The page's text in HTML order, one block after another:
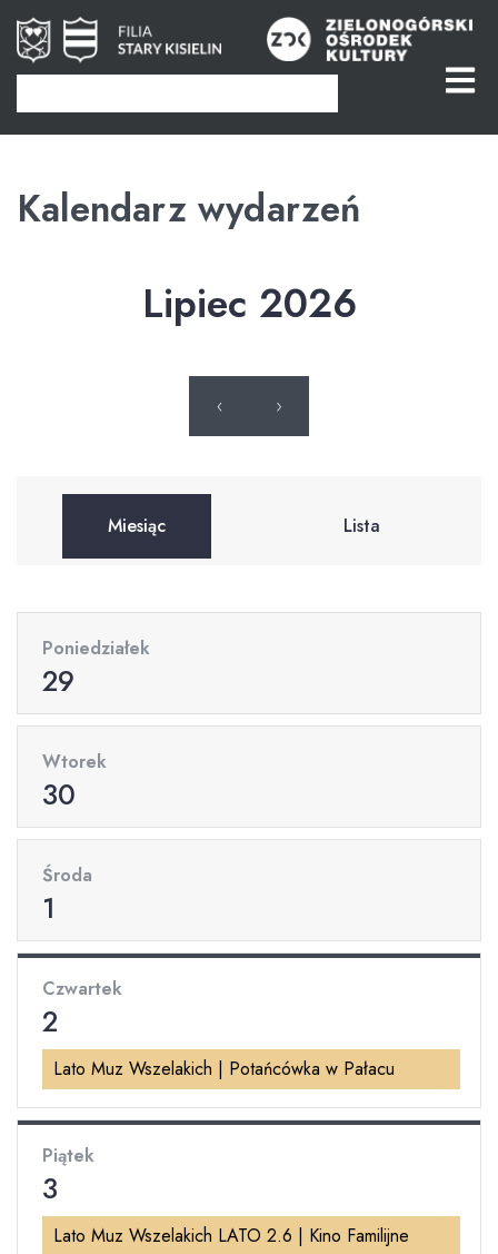
Kalendarz wydarzeń
‹ ›
Lipiec 2026
Miesiąc Lista
Poniedziałek
29
Wtorek
30
Środa
1
Czwartek
2
Lato Muz Wszelakich | Potańcówka w Pałacu
Piątek
3
Lato Muz Wszelakich LATO 2.6 | Kino Familijne